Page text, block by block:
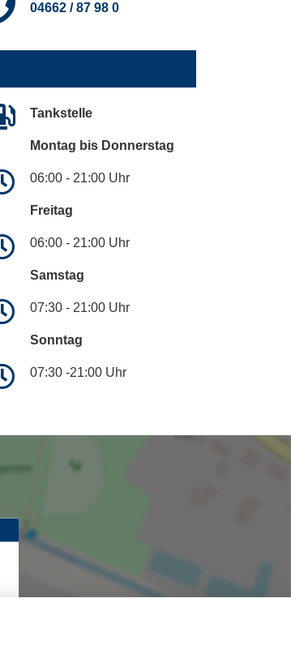
04662 / 87 98 0
Tankstelle
Montag bis Donnerstag
06:00 - 21:00 Uhr
Freitag
06:00 - 21:00 Uhr
Samstag
07:30 - 21:00 Uhr
Sonntag
07:30 -21:00 Uhr